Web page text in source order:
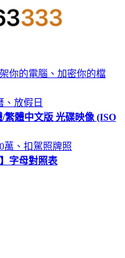
你的電腦、加密你的檔
、放假日
繁體中文版 光碟映像 (ISO
萬、扣駕照牌照
字母對照表